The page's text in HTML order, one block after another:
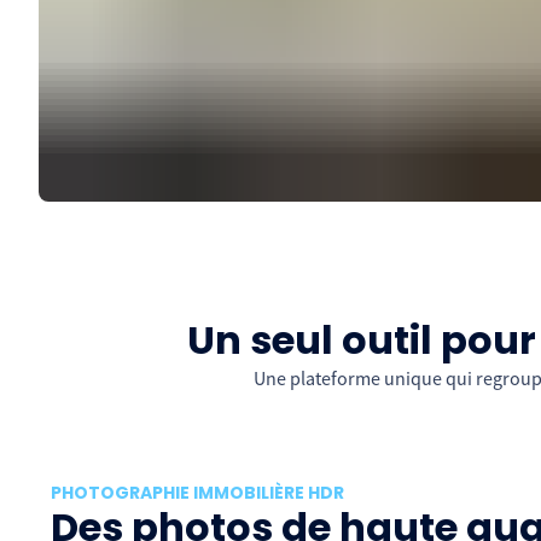
Un seul outil
Une plateforme unique qui
PHOTOGRAPHIE IMMOBILIÈRE HDR
Des photos de haute